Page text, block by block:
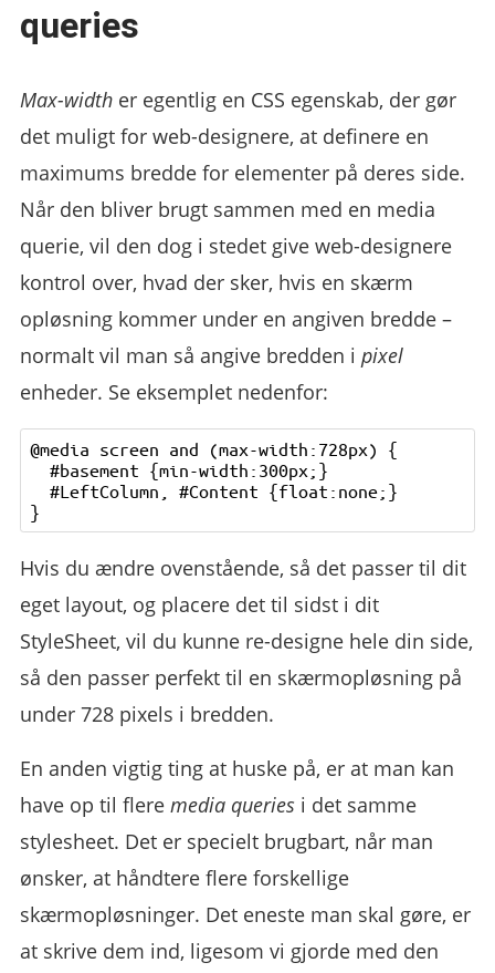
queries
Max-width er egentlig en CSS egenskab, der gør
det muligt for web-designere, at definere en
maximums bredde for elementer på deres side.
Når den bliver brugt sammen med en media
querie, vil den dog i stedet give web-designere
kontrol over, hvad der sker, hvis en skærm
opløsning kommer under en angiven bredde –
normalt vil man så angive bredden ipixel
enheder. Se eksemplet nedenfor:
@media screen and (max-width:728px) {
  #basement {min-width:300px;}
  #LeftColumn, #Content {float:none;}
Hvis du ændre ovenstående, så det passer til dit
eget layout, og placere det til sidst i dit
StyleSheet, vil du kunne re-designe hele din side,
så den passer perfekt til en skærmopløsning på
under 728 pixels i bredden.
En anden vigtig ting at huske på, er at man kan
have op til fleremedia queries i det samme
stylesheet. Det er specielt brugbart, når man
ønsker, at håndtere flere forskellige
skærmopløsninger. Det eneste man skal gøre, er
at skrive dem ind, ligesom vi gjorde med den